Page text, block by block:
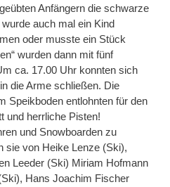
Anfängern die schwarze
auch mal ein Kind
oder musste ein Stück
wurden dann mit fünf
ca. 17.00 Uhr konnten sich
die Arme schließen. Die
Speikboden entlohnten für den
und herrliche Pisten!
und Snowboarden zu
sie von Heike Lenze (Ski),
Leeder (Ski) Miriam Hofmann
Hans Joachim Fischer